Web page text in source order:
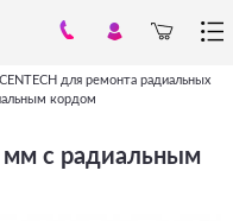
для ремонта радиальных
кордом
с радиальным